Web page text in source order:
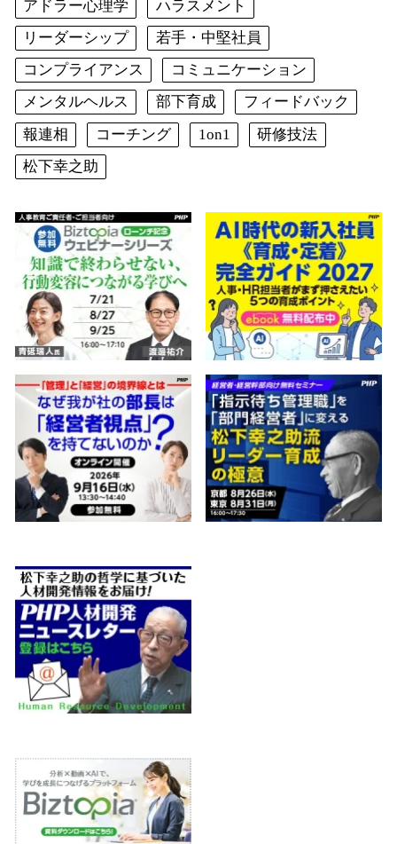
アドラー心理学
ハラスメント
リーダーシップ
若手・中堅社員
コンプライアンス
コミュニケーション
メンタルヘルス
部下育成
フィードバック
報連相
コーチング 1on1
研修技法
松下幸之助